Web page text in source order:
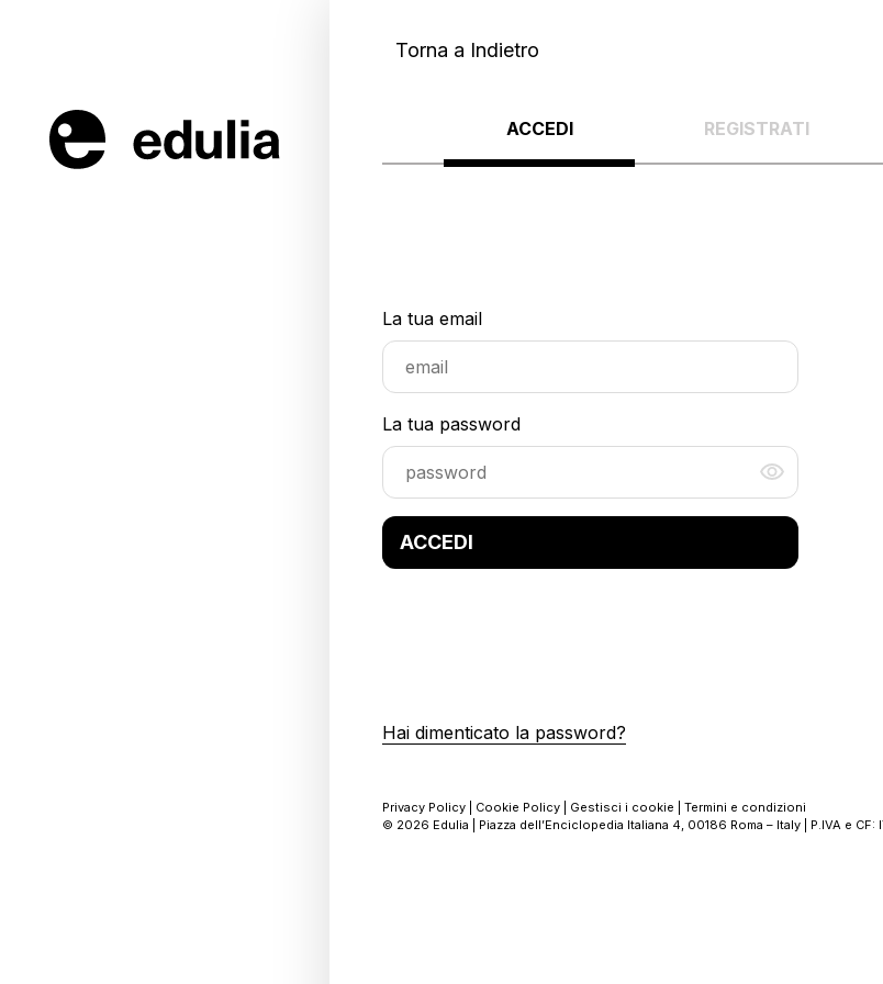
Torna a Indietro
ACCEDI REGISTRATI
La tua email
La tua password
ACCEDI
Hai dimenticato la password?
Privacy Policy Cookie Policy Gestisci i cookie
Termini e condizioni
© 2026 Edulia | Piazza dell’Enciclopedia Italiana 4, 00186 Roma – Italy | P.IVA e CF: